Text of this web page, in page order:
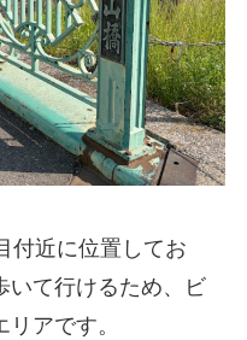
付近に位置してお
いて行けるため、ビ
アです。